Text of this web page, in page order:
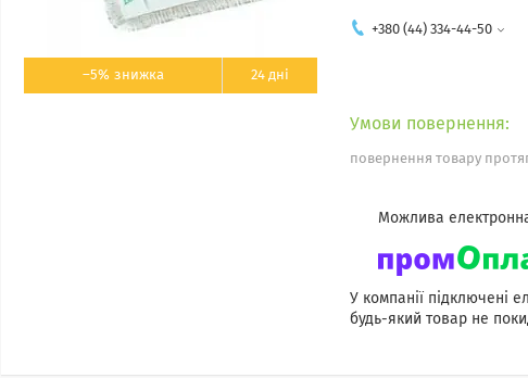
–5% 24 дні
+380 (44) 334-44-50
повернення товару
У компанії підключені
будь-який товар не